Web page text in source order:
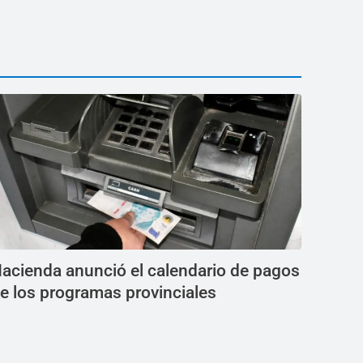
anunció el calendario de pagos
los programas provinciales